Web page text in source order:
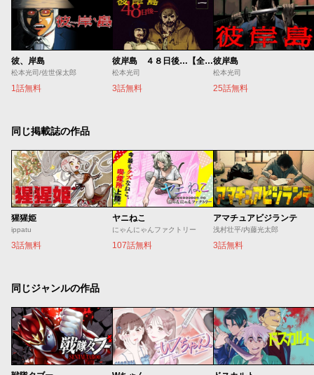
彼、岸島
松本光司/佐世保太郎
1話無料
彼岸島 ４８日後…【全国方言版】
松本光司
3話無料
彼岸島
松本光司
25話無料
同じ掲載誌の作品
猩猩姫
ippatu
3話無料
ヤニねこ
にゃんにゃんファクトリー
107話無料
アマチュアビジランテ
浅村壮平/内藤光太郎
3話無料
同じジャンルの作品